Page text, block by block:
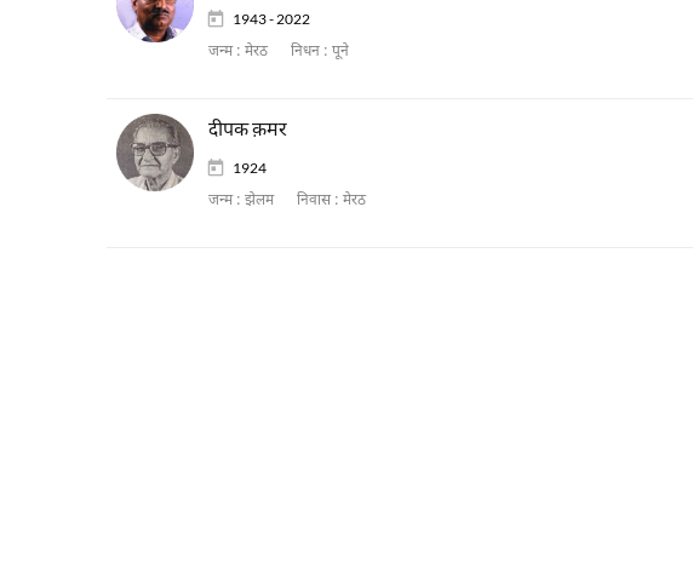
1943 - 2022
जन्म : मेरठ निधन : पूने
दीपक क़मर
1924
जन्म : झेलम निवास : मेरठ